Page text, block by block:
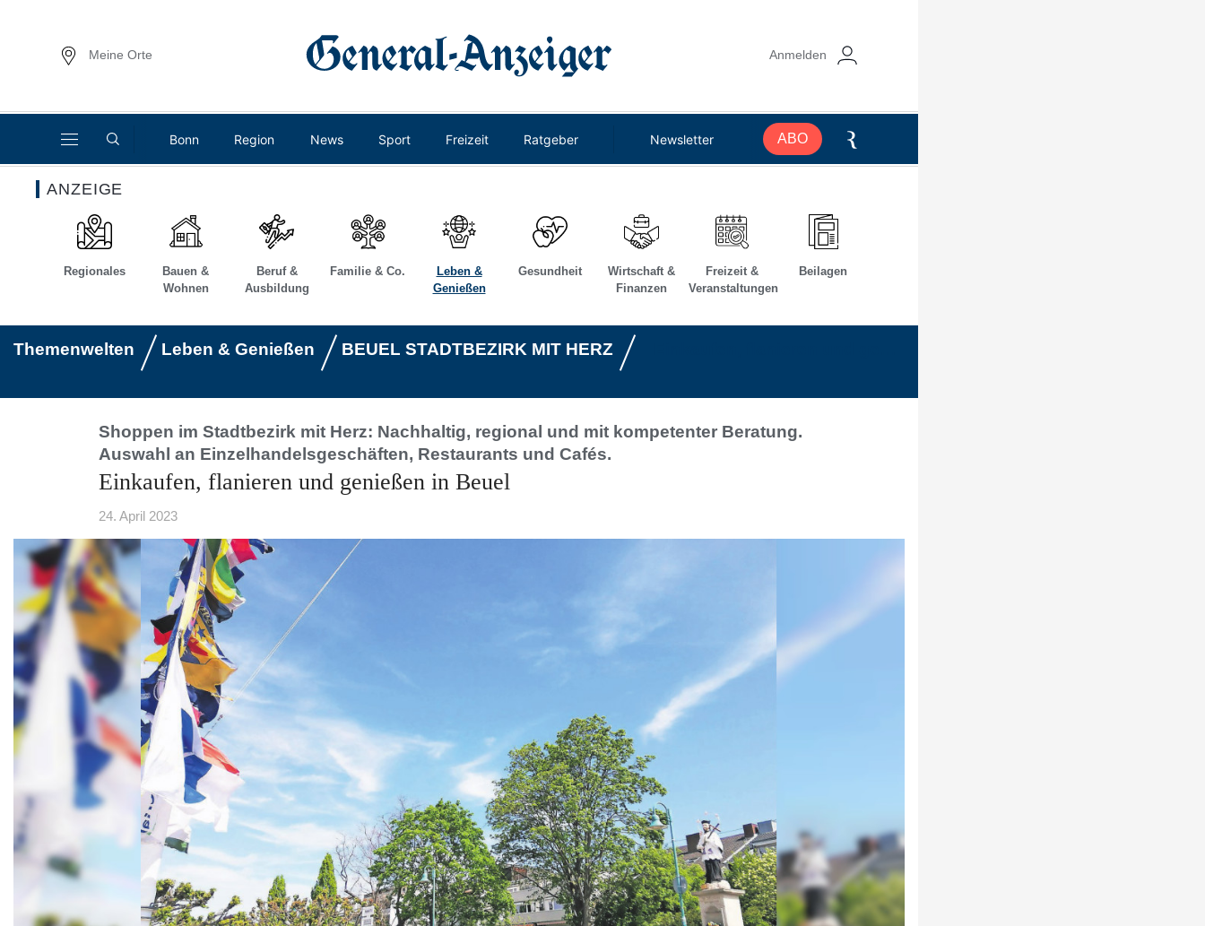
Meine Orte Anmelden
Bonn Region News Sport Freizeit Ratgeber Newsletter ABO
Suche abbrechen
ANZEIGE
Regionales
Bauen &
Wohnen
Beruf &
Ausbildung
Familie & Co.
Leben &
Genießen
Gesundheit
Wirtschaft &
Finanzen
Freizeit &
Veranstaltungen
Beilagen
Themenwelten Leben & Genießen BEUEL STADTBEZIRK MIT HERZ
Shoppen im Stadtbezirk mit Herz: Nachhaltig, regional und mit kompetenter Beratung.
Auswahl an Einzelhandelsgeschäften, Restaurants und Cafés.
Einkaufen, flanieren und genießen in Beuel
24. April 2023